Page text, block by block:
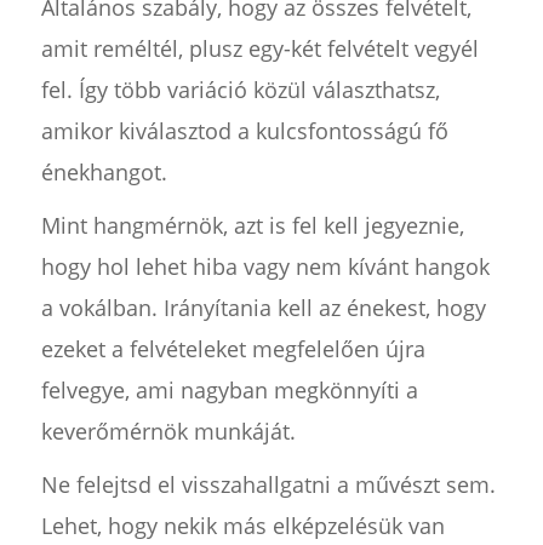
Általános szabály, hogy az összes felvételt,
amit reméltél, plusz egy-két felvételt vegyél
fel. Így több variáció közül választhatsz,
amikor kiválasztod a kulcsfontosságú fő
énekhangot.
Mint hangmérnök, azt is fel kell jegyeznie,
hogy hol lehet hiba vagy nem kívánt hangok
a vokálban. Irányítania kell az énekest, hogy
ezeket a felvételeket megfelelően újra
felvegye, ami nagyban megkönnyíti a
keverőmérnök munkáját.
Ne felejtsd el visszahallgatni a művészt sem.
Lehet, hogy nekik más elképzelésük van